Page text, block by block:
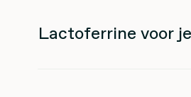
Lactoferrine voor